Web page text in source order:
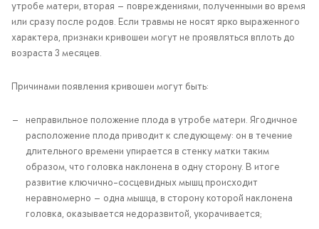
утробе матери, вторая — повреждениями, полученными во время
или сразу после родов. Если травмы не носят ярко выраженного
характера, признаки кривошеи могут не проявляться вплоть до
возраста 3 месяцев.
Причинами появления кривошеи могут быть:
неправильное положение плода в утробе матери. Ягодичное
расположение плода приводит к следующему: он в течение
длительного времени упирается в стенку матки таким
образом, что головка наклонена в одну сторону. В итоге
развитие ключично-сосцевидных мышц происходит
неравномерно — одна мышца, в сторону которой наклонена
головка, оказывается недоразвитой, укорачивается;